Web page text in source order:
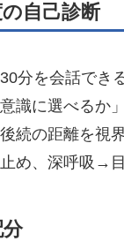
自己診断
分を会話でき
識に選べるか
続の距離を視
め、深呼吸→